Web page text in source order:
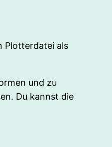
Plotterdatei als
und zu
Du kannst die